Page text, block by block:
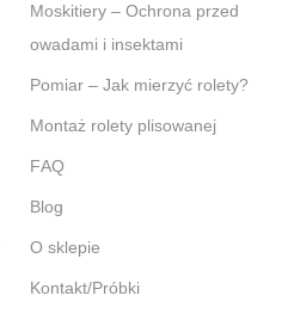
Moskitiery – Ochrona przed
owadami i insektami
Pomiar – Jak mierzyć rolety?
Montaż rolety plisowanej
FAQ
Blog
O sklepie
Kontakt/Próbki